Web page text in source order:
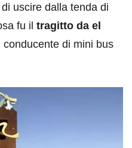
uscire dalla tenda di
fu il tragitto da el
conducente di mini bus